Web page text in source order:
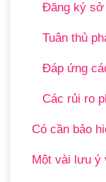
Đăng ký
Tuân thủ
Đáp ứng
Các rủi ro
Có cần bảo
Một vài lưu ý